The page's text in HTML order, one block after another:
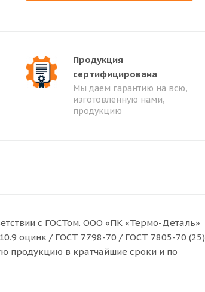
Продукция
сертифицирована
Мы даем гарантию на всю,
изготовленную нами,
продукцию
с ГОСТом. ООО «ПК «Термо-Деталь»
оцинк / ГОСТ 7798-70 / ГОСТ 7805-70 (25)
продукцию в кратчайшие сроки и по